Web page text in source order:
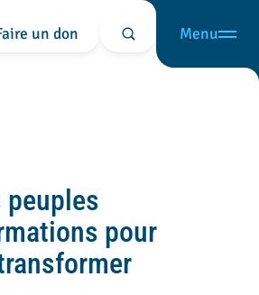
un don Rechercher
Menu
pour